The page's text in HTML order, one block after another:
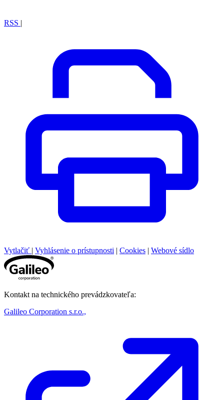
RSS |
Vytlačiť | Vyhlásenie o prístupnosti | Cookies | Webové sídlo
Kontakt na technického prevádzkovateľa:
Galileo Corporation s.r.o.,